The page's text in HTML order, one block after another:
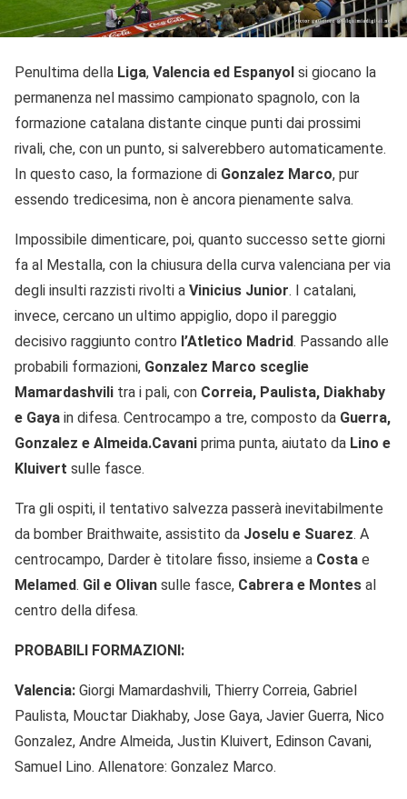
Penultima della Liga, Valencia ed Espanyol si giocano la
permanenza nel massimo campionato spagnolo, con la
formazione catalana distante cinque punti dai prossimi
rivali, che, con un punto, si salverebbero automaticamente.
In questo caso, la formazione di Gonzalez Marco, pur
essendo tredicesima, non è ancora pienamente salva.
Impossibile dimenticare, poi, quanto successo sette giorni
fa al Mestalla, con la chiusura della curva valenciana per via
degli insulti razzisti rivolti a Vinicius Junior. I catalani,
invece, cercano un ultimo appiglio, dopo il pareggio
decisivo raggiunto contro l’Atletico Madrid. Passando alle
probabili formazioni, Gonzalez Marco sceglie
Mamardashvili tra i pali, con Correia, Paulista, Diakhaby
e Gaya in difesa. Centrocampo a tre, composto da Guerra,
Gonzalez e Almeida.Cavani prima punta, aiutato da Lino e
Kluivert sulle fasce.
Tra gli ospiti, il tentativo salvezza passerà inevitabilmente
da bomber Braithwaite, assistito da Joselu e Suarez. A
centrocampo, Darder è titolare fisso, insieme a Costa e
Melamed. Gil e Olivan sulle fasce, Cabrera e Montes al
centro della difesa.
PROBABILI FORMAZIONI:
Valencia: Giorgi Mamardashvili, Thierry Correia, Gabriel
Paulista, Mouctar Diakhaby, Jose Gaya, Javier Guerra, Nico
Gonzalez, Andre Almeida, Justin Kluivert, Edinson Cavani,
Samuel Lino. Allenatore: Gonzalez Marco.